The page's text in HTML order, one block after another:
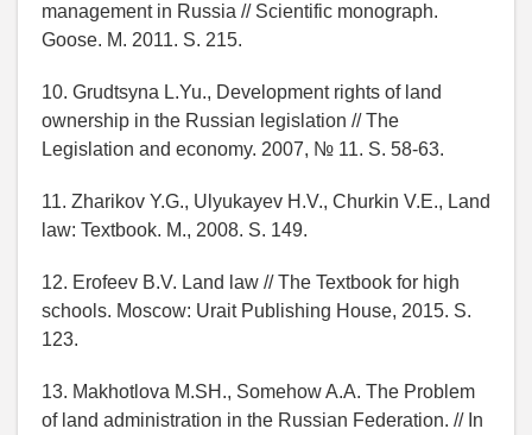
management in Russia // Scientific monograph.
Goose. M. 2011. S. 215.
10. Grudtsyna L.Yu., Development rights of land
ownership in the Russian legislation // The
Legislation and economy. 2007, № 11. S. 58-63.
11. Zharikov Y.G., Ulyukayev H.V., Churkin V.E., Land
law: Textbook. M., 2008. S. 149.
12. Erofeev B.V. Land law // The Textbook for high
schools. Moscow: Urait Publishing House, 2015. S.
123.
13. Makhotlova M.SH., Somehow A.A. The Problem
of land administration in the Russian Federation. // In